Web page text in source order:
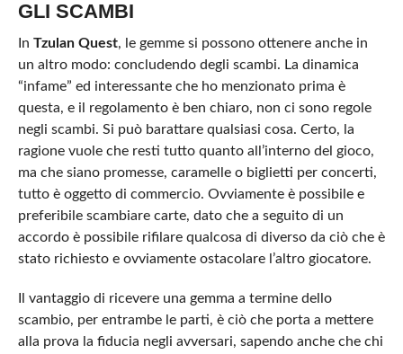
GLI SCAMBI
In Tzulan Quest, le gemme si possono ottenere anche in
un altro modo: concludendo degli scambi. La dinamica
“infame” ed interessante che ho menzionato prima è
questa, e il regolamento è ben chiaro, non ci sono regole
negli scambi. Si può barattare qualsiasi cosa. Certo, la
ragione vuole che resti tutto quanto all’interno del gioco,
ma che siano promesse, caramelle o biglietti per concerti,
tutto è oggetto di commercio. Ovviamente è possibile e
preferibile scambiare carte, dato che a seguito di un
accordo è possibile rifilare qualcosa di diverso da ciò che è
stato richiesto e ovviamente ostacolare l’altro giocatore.
Il vantaggio di ricevere una gemma a termine dello
scambio, per entrambe le parti, è ciò che porta a mettere
alla prova la fiducia negli avversari, sapendo anche che chi